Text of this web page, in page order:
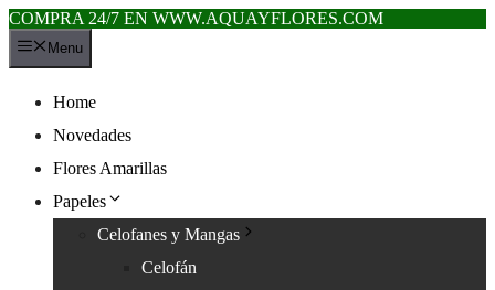
COMPRA 24/7 EN WWW.AQUAYFLORES.COM
Saltar
al
Menu
Home
Novedades
Flores Amarillas
Papeles
Celofanes y Mangas
Celofán